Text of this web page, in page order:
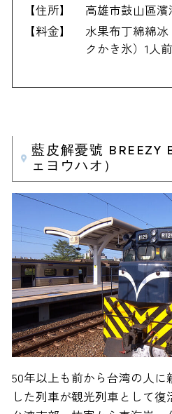
【住所】
高雄市鼓山區濱
【料金】
水果布丁綿綿
クかき氷）1人
藍皮解憂號 BREEZY
ェヨウハオ）
50年以上も前から台湾の人
した列車が観光列車として復